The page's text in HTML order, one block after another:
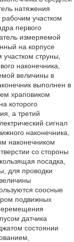
натяжения
участком
первого
измеряемой
на корпусе
струны,
наконечника,
величины в
выполнен в
храповиком
которого
а третий
сигнал
наконечника,
наконечником
со стороны
посадка,
для проводки
соосные
подвижных
датчика
состоянии